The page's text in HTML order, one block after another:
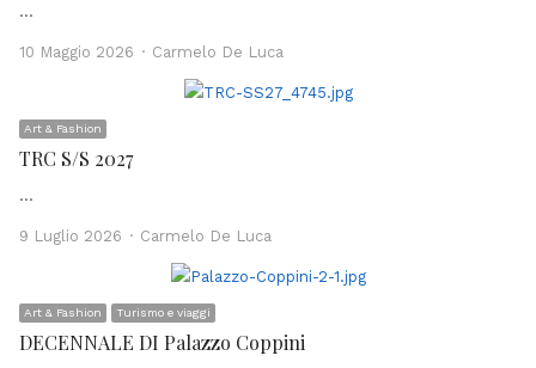
…
10 Maggio 2026 Author
Carmelo De Luca
Art & Fashion
TRC S/S 2027
…
9 Luglio 2026 Author
Carmelo De Luca
Art & Fashion Turismo e viaggi
DECENNALE DI Palazzo Coppini